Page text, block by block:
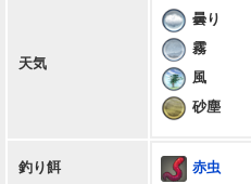
天気
曇り
霧
風
砂塵
釣り餌 赤虫